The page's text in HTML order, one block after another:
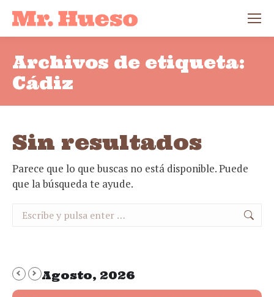
Archivos de etiqueta:
Cádiz
Sin resultados
Parece que lo que buscas no está disponible. Puede
que la búsqueda te ayude.
Buscar:
Agosto, 2026